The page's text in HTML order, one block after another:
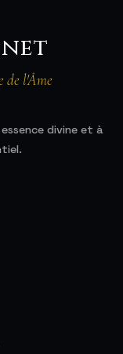
de l'Âme
divine et à